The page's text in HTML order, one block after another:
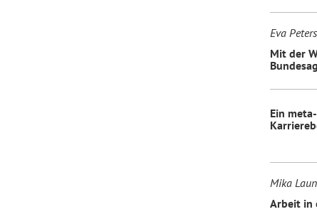
Eva
Mit der
Ein
Mika
Arbeit in